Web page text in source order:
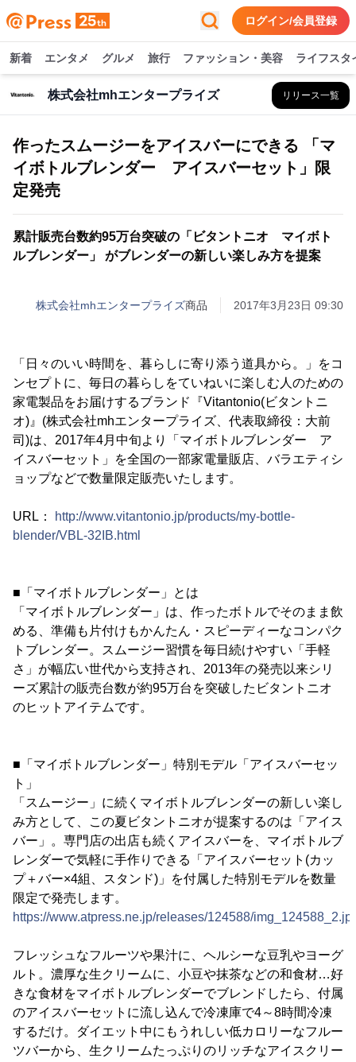
ログイン/会員登録
新着 エンタメ グルメ 旅行 ファッション・美容 ライフスタ
株式会社mhエンタープライズ リリース一覧
作ったスムージーをアイスバーにできる 「マ
イボトルブレンダー アイスバーセット」限
定発売
累計販売台数約95万台突破の「ビタントニオ マイボト
ルブレンダー」 がブレンダーの新しい楽しみ方を提案
株式会社mhエンタープライズ商品 2017年3月23日 09:30
「日々のいい時間を、暮らしに寄り添う道具から。」をコ
ンセプトに、毎日の暮らしをていねいに楽しむ人のための
家電製品をお届けするブランド『Vitantonio(ビタントニ
オ)』(株式会社mhエンタープライズ、代表取締役：大前
司)は、2017年4月中旬より「マイボトルブレンダー ア
イスバーセット」を全国の一部家電量販店、バラエティシ
ョップなどで数量限定販売いたします。
URL：
http://www.vitantonio.jp/products/my-bottle-
blender/VBL-32IB.html
■「マイボトルブレンダー」とは
「マイボトルブレンダー」は、作ったボトルでそのまま飲
める、準備も片付けもかんたん・スピーディーなコンパク
トブレンダー。スムージー習慣を毎日続けやすい「手軽
さ」が幅広い世代から支持され、2013年の発売以来シリ
ーズ累計の販売台数が約95万台を突破したビタントニオ
のヒットアイテムです。
■「マイボトルブレンダー」特別モデル「アイスバーセッ
ト」
「スムージー」に続くマイボトルブレンダーの新しい楽し
み方として、この夏ビタントニオが提案するのは「アイス
バー」。専門店の出店も続くアイスバーを、マイボトルブ
レンダーで気軽に手作りできる「アイスバーセット(カッ
プ＋バー×4組、スタンド)」を付属した特別モデルを数量
限定で発売します。
https://www.atpress.ne.jp/releases/124588/
フレッシュなフルーツや果汁に、ヘルシーな豆乳やヨーグ
ルト。濃厚な生クリームに、小豆や抹茶などの和食材…好
きな食材をマイボトルブレンダーでブレンドしたら、付属
のアイスバーセットに流し込んで冷凍庫で4～8時間冷凍
するだけ。ダイエット中にもうれしい低カロリーなフルー
ツバーから、生クリームたっぷりのリッチなアイスクリー